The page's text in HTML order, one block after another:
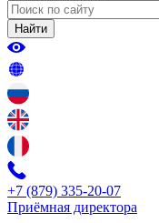
Найти
+7 (879) 335-20-07
Приёмная директора